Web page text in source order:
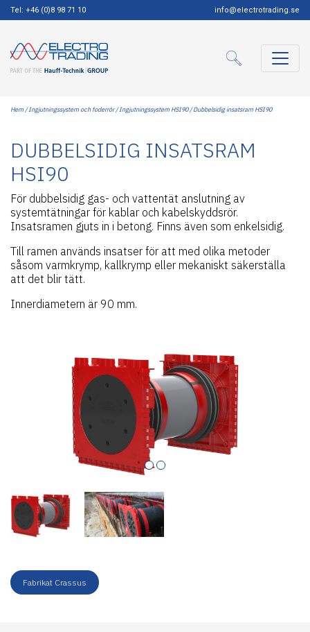
Tel: +46 (0)8 98 71 10 info@electrotrading.se
Hem /Ingjutningssystem och foderrör/Ingjutningssystem HSI90/ Dubbelsidig insatsram HSI90
DUBBELSIDIG INSATSRAM
HSI90
För dubbelsidig gas- och vattentät anslutning av
systemtätningar för kablar och kabelskyddsrör.
Insatsramen gjuts in i betong. Finns även som enkelsidig.
Till ramen används insatser för att med olika metoder
såsom varmkrymp, kallkrymp eller mekaniskt säkerställa
att det blir tätt.
Innerdiametern är 90 mm.
Fabrikat Crassus